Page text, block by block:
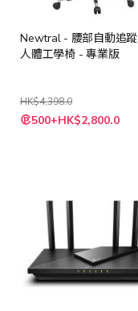
Newtral - 腰部自動追蹤
人體工學椅 - 專業版
HK$4,398.0
特
殊 500+HK$2,800.0